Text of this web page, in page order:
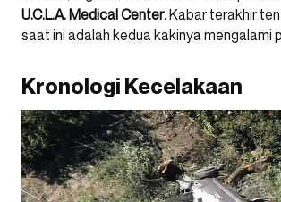
U.C.L.A. Medical Center. Kabar terakhir
saat ini adalah kedua kakinya mengalami
Kronologi Kecelakaan